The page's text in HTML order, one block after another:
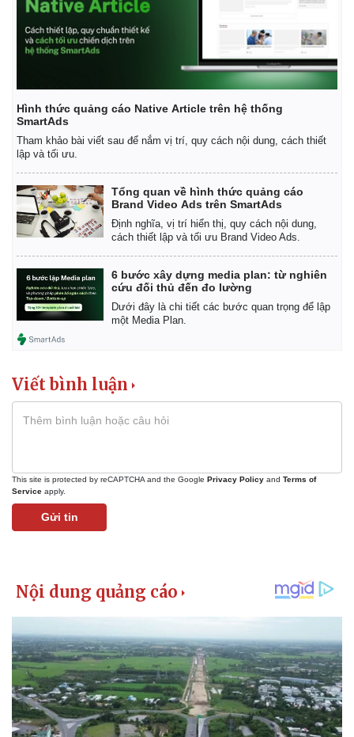
Hình thức quảng cáo Native Article trên hệ thống
SmartAds
Tham khảo bài viết sau để nắm vị trí, quy cách nội dung, cách thiết
lập và tối ưu.
Tổng quan về hình thức quảng cáo
Brand Video Ads trên SmartAds
Định nghĩa, vị trí hiển thị, quy cách nội dung,
cách thiết lập và tối ưu Brand Video Ads.
6 bước xây dựng media plan: từ nghiên
cứu đối thủ đến đo lường
Dưới đây là chi tiết các bước quan trọng để lập
một Media Plan.
Viết bình luận
This site is protected by reCAPTCHA and the Google Privacy Policy and Terms of
Service apply.
Gửi tin